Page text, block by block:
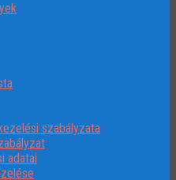
szabályzata
adatai